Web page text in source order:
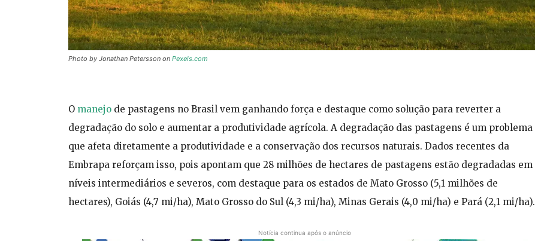
Photo by Jonathan Petersson on Pexels.com
O manejo de pastagens no Brasil vem ganhando força e destaque como solução para reverter a
degradação do solo e aumentar a produtividade agrícola. A degradação das pastagens é um problema
que afeta diretamente a produtividade e a conservação dos recursos naturais. Dados recentes da
Embrapa reforçam isso, pois apontam que 28 milhões de hectares de pastagens estão degradadas em
níveis intermediários e severos, com destaque para os estados de Mato Grosso (5,1 milhões de
hectares), Goiás (4,7 mi/ha), Mato Grosso do Sul (4,3 mi/ha), Minas Gerais (4,0 mi/ha) e Pará (2,1 mi/ha).
Notícia continua após o anúncio